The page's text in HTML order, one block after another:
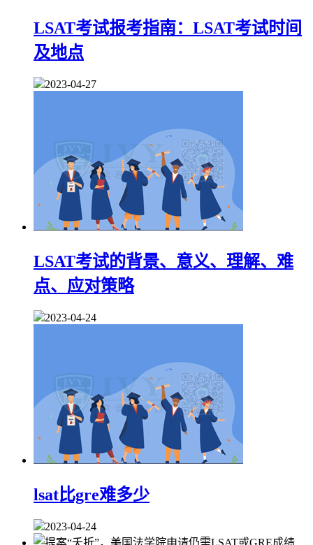
LSAT考试报考指南：LSAT考试时间
及地点
2023-04-27
LSAT考试的背景、意义、理解、难
点、应对策略
2023-04-24
lsat比gre难多少
2023-04-24